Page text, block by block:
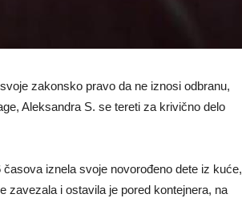
zakonsko pravo da ne iznosi odbranu,
Aleksandra S. se tereti za krivično delo
iznela svoje novorođeno dete iz kuće,
zavezala i ostavila je pored kontejnera, na